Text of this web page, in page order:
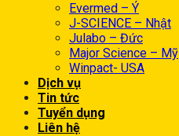
Evermed – Ý
J-SCIENCE – Nhật
Julabo – Đức
Major Science – Mỹ
Winpact- USA
Dịch vụ
Tin tức
Tuyển dụng
Liên hệ